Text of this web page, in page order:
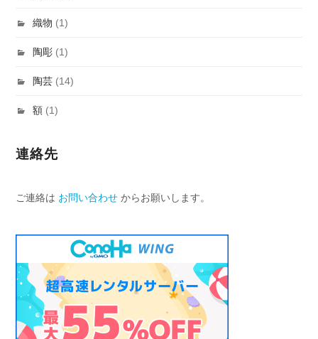
織物 (1)
陶彫 (1)
陶芸 (14)
額 (1)
連絡先
ご連絡は お問い合わせ からお願いします。